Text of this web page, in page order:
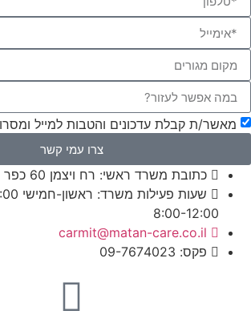
ת קבלת עדכונים והטבות למייל ומסרונים
צרו עמי קשר
כתובת משרד ראשי: רח ויצמן 60 כפר סבא 4425029
8:00-12:00​
carmit@​matan-care.co.il
פקס: 09-7674023​